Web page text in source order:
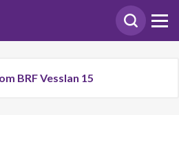
BRF Vesslan 15